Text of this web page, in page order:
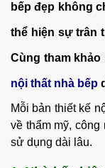
bếp đẹp không
thể hiện sự trân
Cùng tham khảo
nội thất nhà bếp
Mỗi bản thiết kế
về thẩm mỹ, công
sử dụng dài lâu.